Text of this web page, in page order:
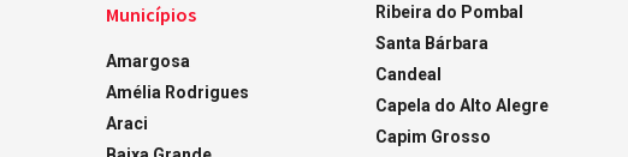
Municípios
Amargosa
Amélia Rodrigues
Araci
Ribeira do Pombal
Santa Bárbara
Candeal
Capela do Alto Alegre
Capim Grosso